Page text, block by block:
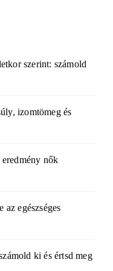
szerint: számold
izomtömeg és
nők
egészséges
ki és értsd meg